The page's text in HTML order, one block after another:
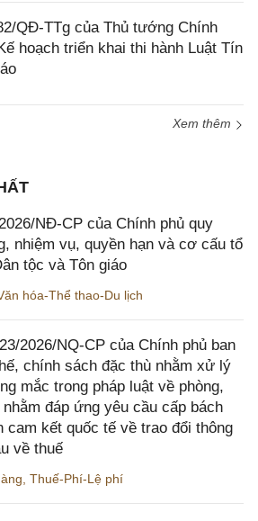
QĐ-TTg của Thủ tướng Chính
hoạch triển khai thi hành Luật Tín
Xem thêm
NĐ-CP của Chính phủ quy
nhiệm vụ, quyền hạn và cơ cấu tổ
tộc và Tôn giáo
hóa-Thể thao-Du lịch
2026/NQ-CP của Chính phủ ban
chính sách đặc thù nhằm xử lý
mắc trong pháp luật về phòng,
đáp ứng yêu cầu cấp bách
cam kết quốc tế về trao đổi thông
về thuế
, Thuế-Phí-Lệ phí